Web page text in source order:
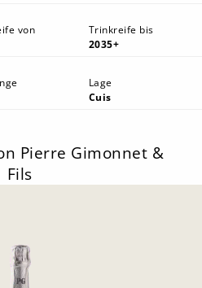
von
Trinkreife bis
2035+
Lage
Cuis
Pierre Gimonnet &
Fils